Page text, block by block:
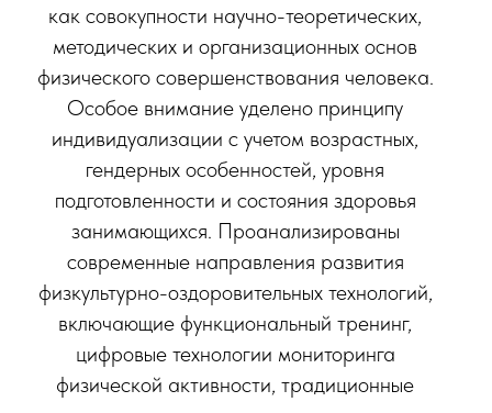
как совокупности научно-теоретических,
методических и организационных основ
физического совершенствования человека.
Особое внимание уделено принципу
индивидуализации с учетом возрастных,
гендерных особенностей, уровня
подготовленности и состояния здоровья
занимающихся. Проанализированы
современные направления развития
физкультурно-оздоровительных технологий,
включающие функциональный тренинг,
цифровые технологии мониторинга
физической активности, традиционные